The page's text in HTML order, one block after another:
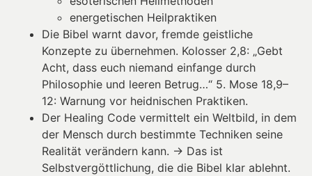
energetischen Heilpraktiken
Die Bibel warnt davor, fremde geistliche
Konzepte zu übernehmen. Kolosser 2,8: „Gebt
Acht, dass euch niemand einfange durch
Philosophie und leeren Betrug…“ 5. Mose 18,9–
12: Warnung vor heidnischen Praktiken.
Der Healing Code vermittelt ein Weltbild, in dem
der Mensch durch bestimmte Techniken seine
Realität verändern kann. → Das ist
Selbstvergöttlichung, die die Bibel klar ablehnt.